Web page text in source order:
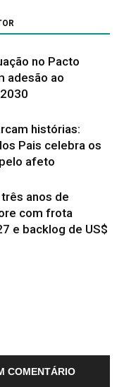
no Pacto
adesão ao
histórias:
Pais celebra os
afeto
anos de
com frota
e backlog de US$
COMENTÁRIO